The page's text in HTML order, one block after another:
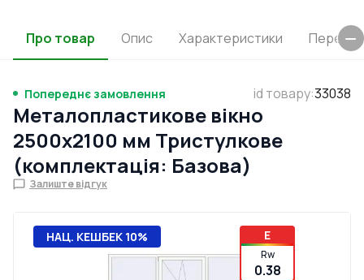
Про товар Опис Характеристики
Попереднє замовлення id товару:33038
Металопластикове вікно
2500x2100 мм Тристулкове
(комплектація: Базова)
Залиште відгук
НАЦ. КЕШБЕК 10% E
Rw
0.38